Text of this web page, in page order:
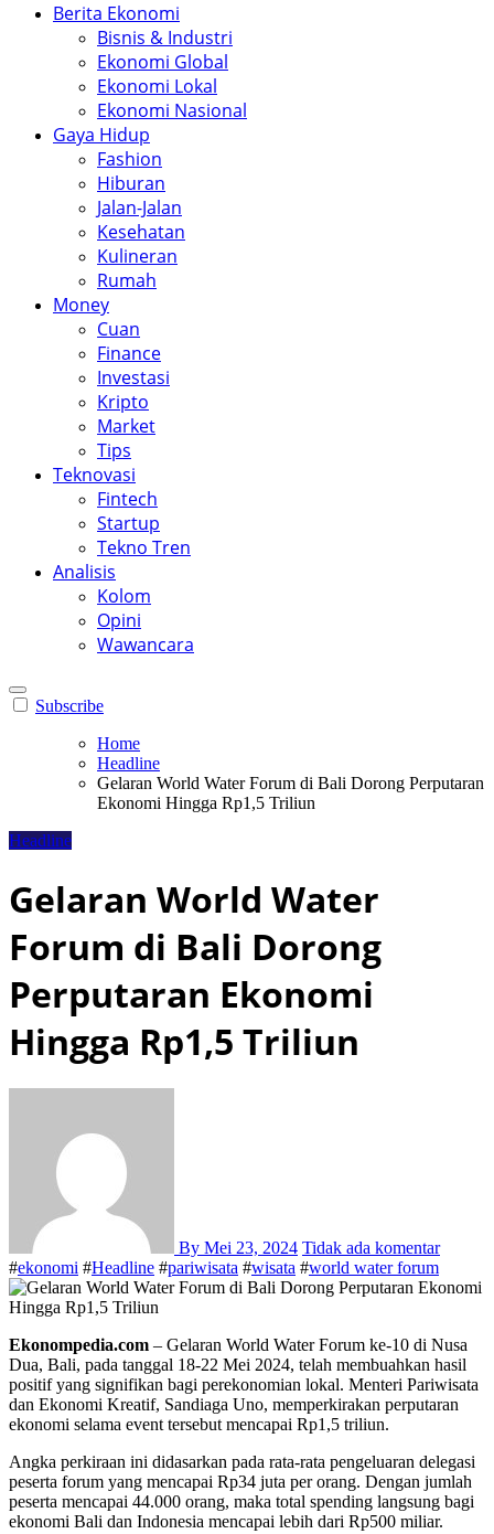
Berita Ekonomi
Bisnis & Industri
Ekonomi Global
Ekonomi Lokal
Ekonomi Nasional
Gaya Hidup
Fashion
Hiburan
Jalan-Jalan
Kesehatan
Kulineran
Rumah
Money
Cuan
Finance
Investasi
Kripto
Market
Tips
Teknovasi
Fintech
Startup
Tekno Tren
Analisis
Kolom
Opini
Wawancara
Subscribe
Home
Headline
Gelaran World Water Forum di Bali Dorong Perputaran
Ekonomi Hingga Rp1,5 Triliun
Headline
Gelaran World Water
Forum di Bali Dorong
Perputaran Ekonomi
Hingga Rp1,5 Triliun
By Mei 23, 2024 Tidak ada komentar
#ekonomi #Headline #pariwisata #wisata #world water forum
Ekonompedia.com – Gelaran World Water Forum ke-10 di Nusa
Dua, Bali, pada tanggal 18-22 Mei 2024, telah membuahkan hasil
positif yang signifikan bagi perekonomian lokal. Menteri Pariwisata
dan Ekonomi Kreatif, Sandiaga Uno, memperkirakan perputaran
ekonomi selama event tersebut mencapai Rp1,5 triliun.
Angka perkiraan ini didasarkan pada rata-rata pengeluaran delegasi
peserta forum yang mencapai Rp34 juta per orang. Dengan jumlah
peserta mencapai 44.000 orang, maka total spending langsung bagi
ekonomi Bali dan Indonesia mencapai lebih dari Rp500 miliar.